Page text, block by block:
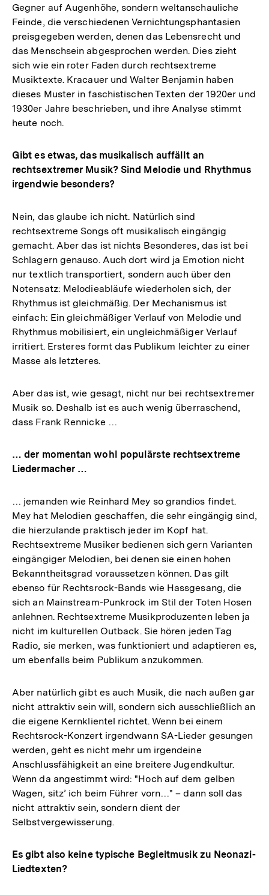
Gegner auf Augenhöhe, sondern weltanschauliche
Feinde, die verschiedenen Vernichtungsphantasien
preisgegeben werden, denen das Lebensrecht und
das Menschsein abgesprochen werden. Dies zieht
sich wie ein roter Faden durch rechtsextreme
Musiktexte. Kracauer und Walter Benjamin haben
dieses Muster in faschistischen Texten der 1920er und
1930er Jahre beschrieben, und ihre Analyse stimmt
heute noch.
Gibt es etwas, das musikalisch auffällt an
rechtsextremer Musik? Sind Melodie und Rhythmus
irgendwie besonders?
Nein, das glaube ich nicht. Natürlich sind
rechtsextreme Songs oft musikalisch eingängig
gemacht. Aber das ist nichts Besonderes, das ist bei
Schlagern genauso. Auch dort wird ja Emotion nicht
nur textlich transportiert, sondern auch über den
Notensatz: Melodieabläufe wiederholen sich, der
Rhythmus ist gleichmäßig. Der Mechanismus ist
einfach: Ein gleichmäßiger Verlauf von Melodie und
Rhythmus mobilisiert, ein ungleichmäßiger Verlauf
irritiert. Ersteres formt das Publikum leichter zu einer
Masse als letzteres.
Aber das ist, wie gesagt, nicht nur bei rechtsextremer
Musik so. Deshalb ist es auch wenig überraschend,
dass Frank Rennicke …
… der momentan wohl populärste rechtsextreme
Liedermacher …
… jemanden wie Reinhard Mey so grandios findet.
Mey hat Melodien geschaffen, die sehr eingängig sind,
die hierzulande praktisch jeder im Kopf hat.
Rechtsextreme Musiker bedienen sich gern Varianten
eingängiger Melodien, bei denen sie einen hohen
Bekanntheitsgrad voraussetzen können. Das gilt
ebenso für Rechtsrock-Bands wie Hassgesang, die
sich an Mainstream-Punkrock im Stil der Toten Hosen
anlehnen. Rechtsextreme Musikproduzenten leben ja
nicht im kulturellen Outback. Sie hören jeden Tag
Radio, sie merken, was funktioniert und adaptieren es,
um ebenfalls beim Publikum anzukommen.
Aber natürlich gibt es auch Musik, die nach außen gar
nicht attraktiv sein will, sondern sich ausschließlich an
die eigene Kernklientel richtet. Wenn bei einem
Rechtsrock-Konzert irgendwann SA-Lieder gesungen
werden, geht es nicht mehr um irgendeine
Anschlussfähigkeit an eine breitere Jugendkultur.
Wenn da angestimmt wird: "Hoch auf dem gelben
Wagen, sitz’ ich beim Führer vorn…" – dann soll das
nicht attraktiv sein, sondern dient der
Selbstvergewisserung.
Es gibt also keine typische Begleitmusik zu Neonazi-
Liedtexten?